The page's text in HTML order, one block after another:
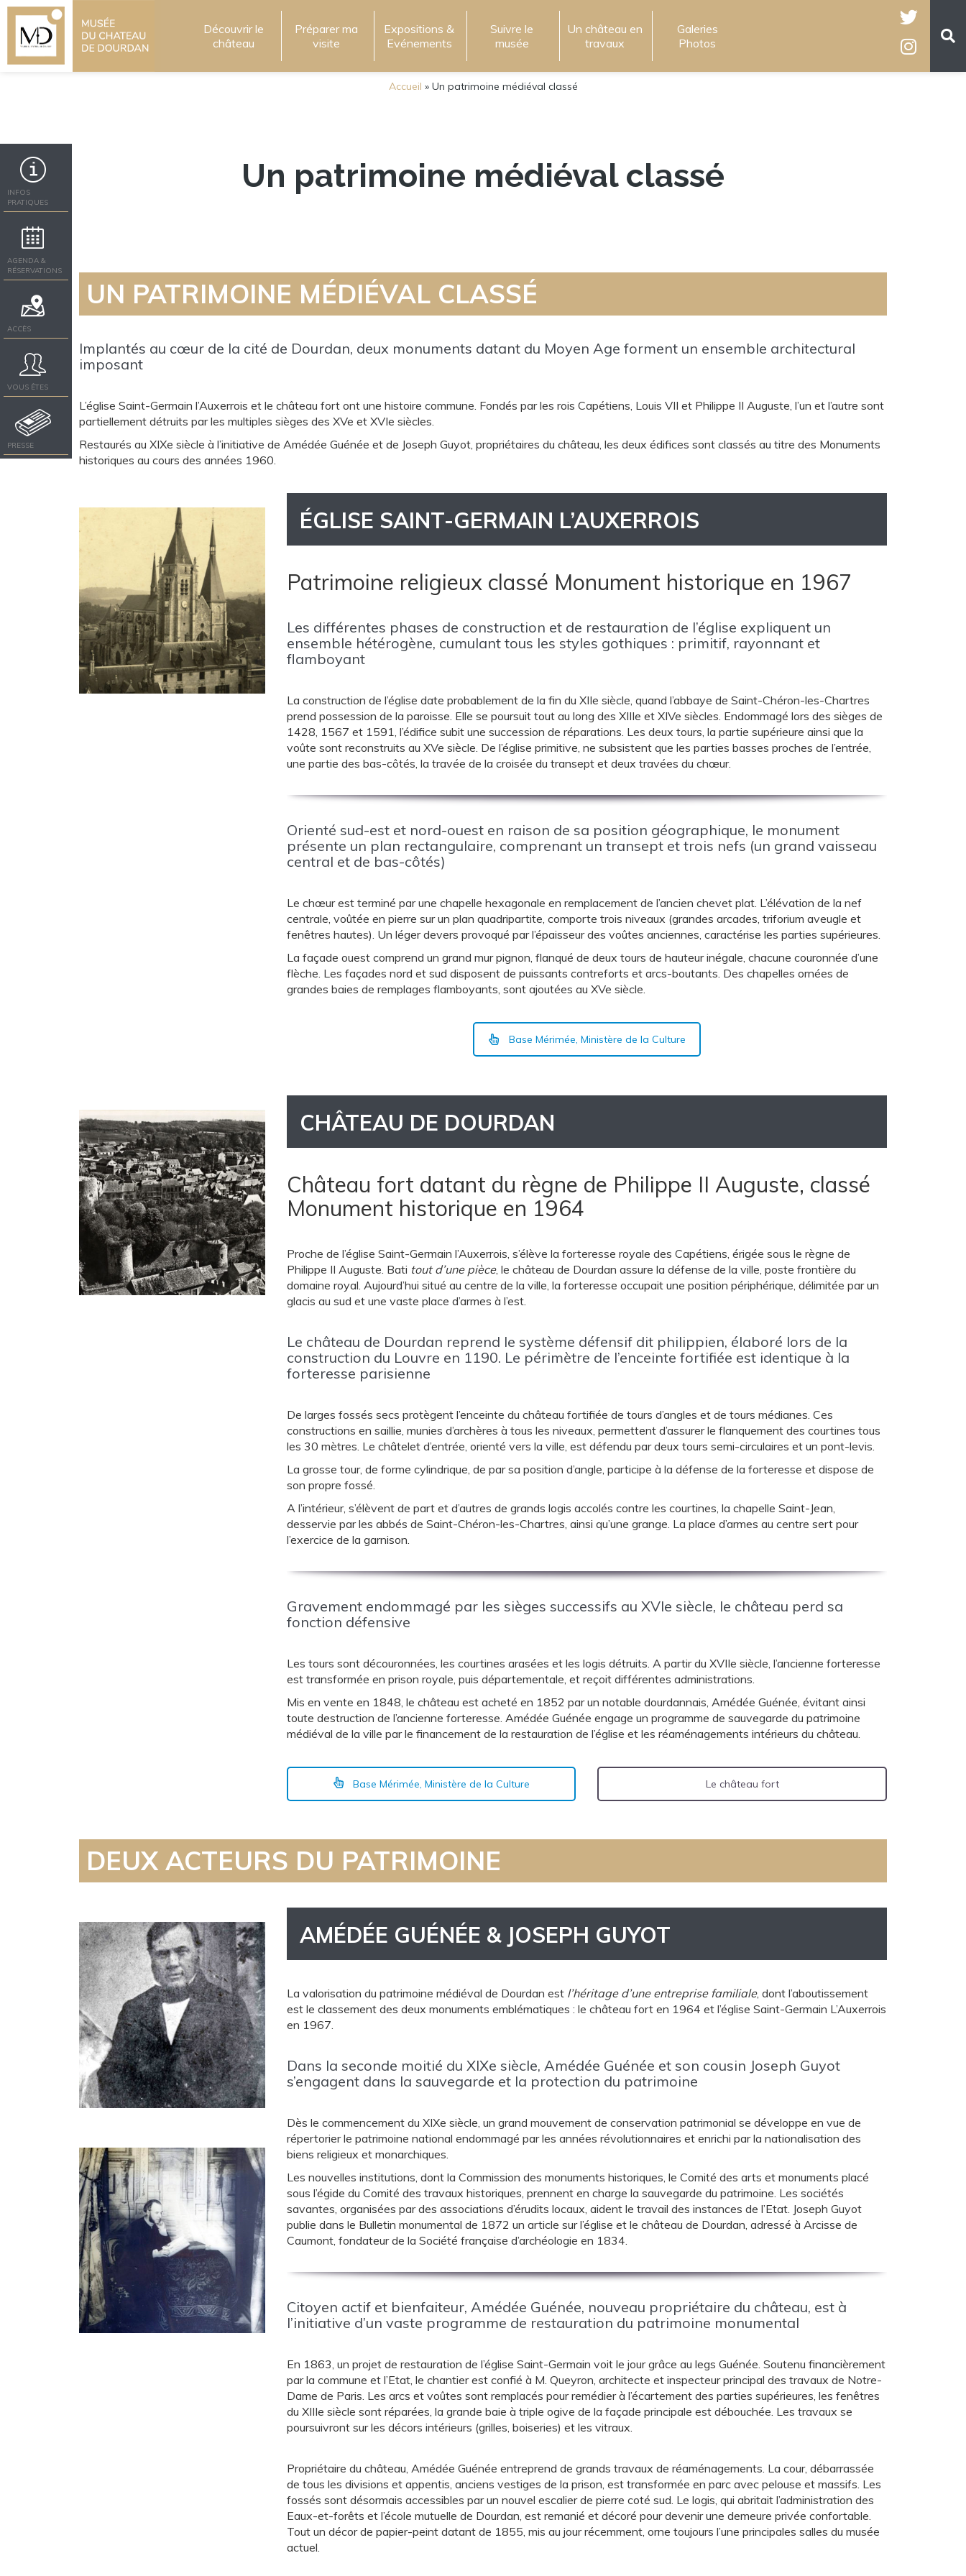
Découvrir le
château
Préparer ma
visite
Expositions &
Evénements
Suivre le
musée
Un château en
travaux
Galeries
Photos
INFOS
PRATIQUES
AGENDA &
RÉSERVATIONS
ACCÈS
VOUS ÊTES
PRESSE
Accueil » Un patrimoine médiéval classé
Un patrimoine médiéval classé
UN PATRIMOINE MÉDIÉVAL CLASSÉ
Implantés au cœur de la cité de Dourdan, deux monuments datant du Moyen Age forment un ensemble architectural
imposant
L’église Saint-Germain l’Auxerrois et le château fort ont une histoire commune. Fondés par les rois Capétiens, Louis VII et Philippe II Auguste, l’un et l’autre sont
partiellement détruits par les multiples sièges des XVe et XVIe siècles.
Restaurés au XIXe siècle à l’initiative de Amédée Guénée et de Joseph Guyot, propriétaires du château, les deux édifices sont classés au titre des Monuments
historiques au cours des années 1960.
ÉGLISE SAINT-GERMAIN L’AUXERROIS
Patrimoine religieux classé Monument historique en 1967
Les différentes phases de construction et de restauration de l’église expliquent un
ensemble hétérogène, cumulant tous les styles gothiques : primitif, rayonnant et
flamboyant
La construction de l’église date probablement de la fin du XIIe siècle, quand l’abbaye de Saint-Chéron-les-Chartres
prend possession de la paroisse. Elle se poursuit tout au long des XIIIe et XIVe siècles. Endommagé lors des sièges de
1428, 1567 et 1591, l’édifice subit une succession de réparations. Les deux tours, la partie supérieure ainsi que la
voûte sont reconstruits au XVe siècle. De l’église primitive, ne subsistent que les parties basses proches de l’entrée,
une partie des bas-côtés, la travée de la croisée du transept et deux travées du chœur.
Orienté sud-est et nord-ouest en raison de sa position géographique, le monument
présente un plan rectangulaire, comprenant un transept et trois nefs (un grand vaisseau
central et de bas-côtés)
Le chœur est terminé par une chapelle hexagonale en remplacement de l’ancien chevet plat. L’élévation de la nef
centrale, voûtée en pierre sur un plan quadripartite, comporte trois niveaux (grandes arcades, triforium aveugle et
fenêtres hautes). Un léger devers provoqué par l’épaisseur des voûtes anciennes, caractérise les parties supérieures.
La façade ouest comprend un grand mur pignon, flanqué de deux tours de hauteur inégale, chacune couronnée d’une
flèche. Les façades nord et sud disposent de puissants contreforts et arcs-boutants. Des chapelles ornées de
grandes baies de remplages flamboyants, sont ajoutées au XVe siècle.
Base Mérimée, Ministère de la Culture
CHÂTEAU DE DOURDAN
Château fort datant du règne de Philippe II Auguste, classé
Monument historique en 1964
Proche de l’église Saint-Germain l’Auxerrois, s’élève la forteresse royale des Capétiens, érigée sous le règne de
Philippe II Auguste. Bati tout d’une pièce, le château de Dourdan assure la défense de la ville, poste frontière du
domaine royal. Aujourd’hui situé au centre de la ville, la forteresse occupait une position périphérique, délimitée par un
glacis au sud et une vaste place d’armes à l’est.
Le château de Dourdan reprend le système défensif dit philippien, élaboré lors de la
construction du Louvre en 1190. Le périmètre de l’enceinte fortifiée est identique à la
forteresse parisienne
De larges fossés secs protègent l’enceinte du château fortifiée de tours d’angles et de tours médianes. Ces
constructions en saillie, munies d’archères à tous les niveaux, permettent d’assurer le flanquement des courtines tous
les 30 mètres. Le châtelet d’entrée, orienté vers la ville, est défendu par deux tours semi-circulaires et un pont-levis.
La grosse tour, de forme cylindrique, de par sa position d’angle, participe à la défense de la forteresse et dispose de
son propre fossé.
A l’intérieur, s’élèvent de part et d’autres de grands logis accolés contre les courtines, la chapelle Saint-Jean,
desservie par les abbés de Saint-Chéron-les-Chartres, ainsi qu’une grange. La place d’armes au centre sert pour
l’exercice de la garnison.
Gravement endommagé par les sièges successifs au XVIe siècle, le château perd sa
fonction défensive
Les tours sont découronnées, les courtines arasées et les logis détruits. A partir du XVIIe siècle, l’ancienne forteresse
est transformée en prison royale, puis départementale, et reçoit différentes administrations.
Mis en vente en 1848, le château est acheté en 1852 par un notable dourdannais, Amédée Guénée, évitant ainsi
toute destruction de l’ancienne forteresse. Amédée Guénée engage un programme de sauvegarde du patrimoine
médiéval de la ville par le financement de la restauration de l’église et les réaménagements intérieurs du château.
Base Mérimée, Ministère de la Culture Le château fort
DEUX ACTEURS DU PATRIMOINE
AMÉDÉE GUÉNÉE & JOSEPH GUYOT
La valorisation du patrimoine médiéval de Dourdan est l’héritage d’une entreprise familiale, dont l’aboutissement
est le classement des deux monuments emblématiques : le château fort en 1964 et l’église Saint-Germain L’Auxerrois
en 1967.
Dans la seconde moitié du XIXe siècle, Amédée Guénée et son cousin Joseph Guyot
s’engagent dans la sauvegarde et la protection du patrimoine
Dès le commencement du XIXe siècle, un grand mouvement de conservation patrimonial se développe en vue de
répertorier le patrimoine national endommagé par les années révolutionnaires et enrichi par la nationalisation des
biens religieux et monarchiques.
Les nouvelles institutions, dont la Commission des monuments historiques, le Comité des arts et monuments placé
sous l’égide du Comité des travaux historiques, prennent en charge la sauvegarde du patrimoine. Les sociétés
savantes, organisées par des associations d’érudits locaux, aident le travail des instances de l’Etat. Joseph Guyot
publie dans le Bulletin monumental de 1872 un article sur l’église et le château de Dourdan, adressé à Arcisse de
Caumont, fondateur de la Société française d’archéologie en 1834.
Citoyen actif et bienfaiteur, Amédée Guénée, nouveau propriétaire du château, est à
l’initiative d’un vaste programme de restauration du patrimoine monumental
En 1863, un projet de restauration de l’église Saint-Germain voit le jour grâce au legs Guénée. Soutenu financièrement
par la commune et l’Etat, le chantier est confié à M. Queyron, architecte et inspecteur principal des travaux de Notre-
Dame de Paris. Les arcs et voûtes sont remplacés pour remédier à l’écartement des parties supérieures, les fenêtres
du XIIIe siècle sont réparées, la grande baie à triple ogive de la façade principale est débouchée. Les travaux se
poursuivront sur les décors intérieurs (grilles, boiseries) et les vitraux.
Propriétaire du château, Amédée Guénée entreprend de grands travaux de réaménagements. La cour, débarrassée
de tous les divisions et appentis, anciens vestiges de la prison, est transformée en parc avec pelouse et massifs. Les
fossés sont désormais accessibles par un nouvel escalier de pierre coté sud. Le logis, qui abritait l’administration des
Eaux-et-forêts et l’école mutuelle de Dourdan, est remanié et décoré pour devenir une demeure privée confortable.
Tout un décor de papier-peint datant de 1855, mis au jour récemment, orne toujours l’une principales salles du musée
actuel.